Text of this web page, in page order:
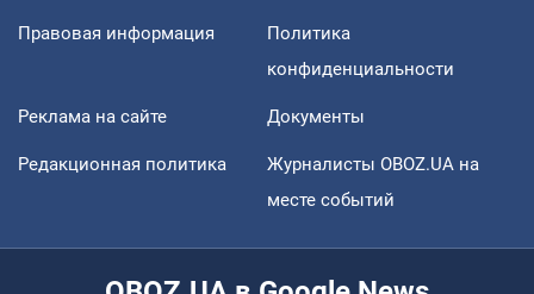
Правовая информация
Политика
конфиденциальности
Реклама на сайте Документы
Редакционная политика
Журналисты OBOZ.UA на
месте событий